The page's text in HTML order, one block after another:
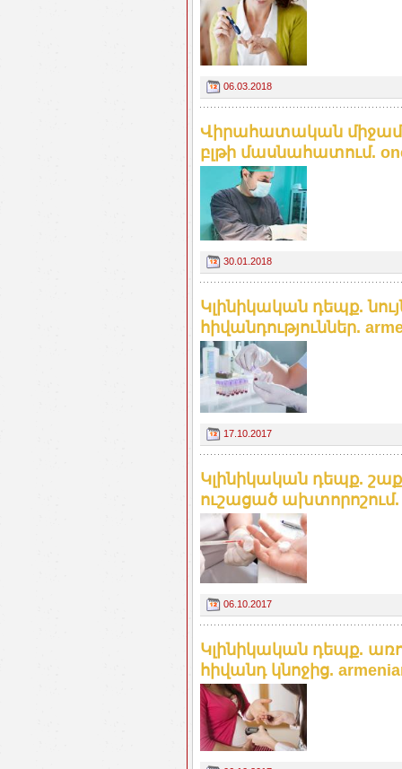
06.03.2018
Վիրահատական
բլթի մասնահատում.
30.01.2018
Կլինիկական դեպք.
հիվանդություններ.
17.10.2017
Կլինիկական դեպք.
ուշացած ախտորոշում.
06.10.2017
Կլինիկական դեպք.
հիվանդ կնոջից.